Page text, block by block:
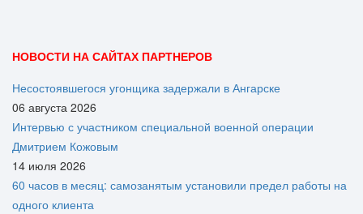
НОВОСТИ НА САЙТАХ ПАРТНЕРОВ
Несостоявшегося угонщика задержали в Ангарске
06 августа 2026
Интервью с участником специальной военной операции
Дмитрием Кожовым
14 июля 2026
60 часов в месяц: самозанятым установили предел работы на
одного клиента